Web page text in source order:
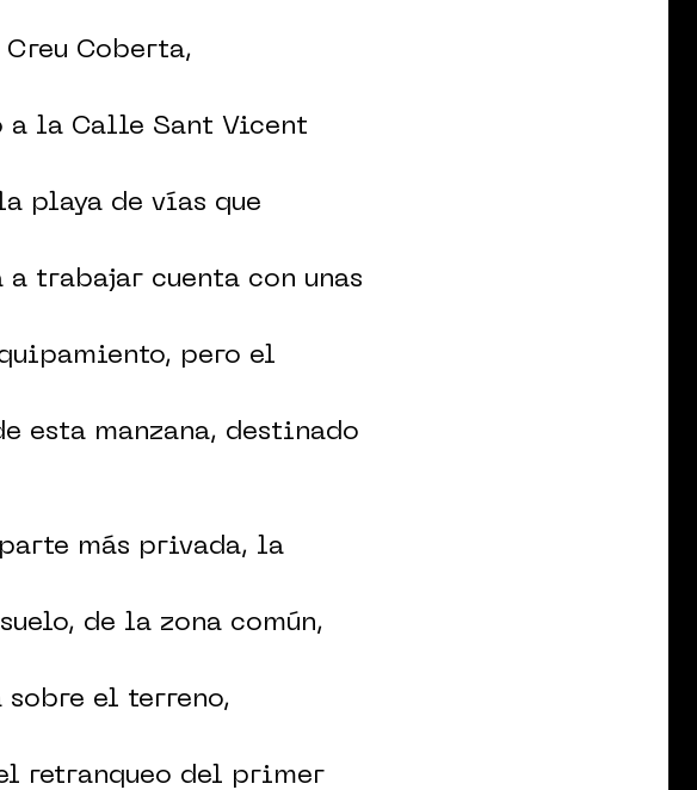
Coberta,
la Calle Sant Vicent
playa de vías que
trabajar cuenta con unas
pero el
esta manzana, destinado
más privada, la
de la zona común,
sobre el terreno,
retranqueo del primer